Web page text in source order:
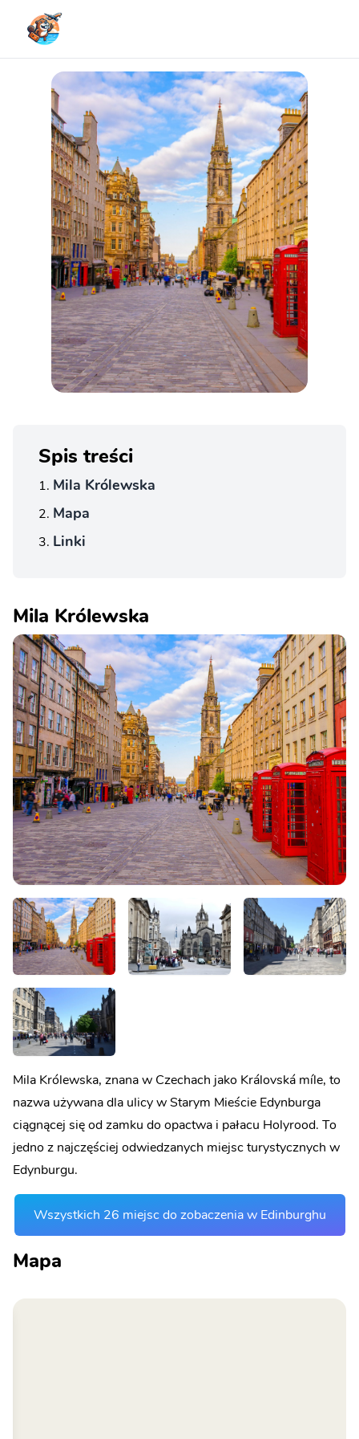
Spis treści
Mila Królewska
Mapa
Linki
Mila Królewska
Mila Królewska, znana w Czechach jako Královská míle, to
nazwa używana dla ulicy w Starym Mieście Edynburga
ciągnącej się od zamku do opactwa i pałacu Holyrood. To
jedno z najczęściej odwiedzanych miejsc turystycznych w
Edynburgu.
Wszystkich 26 miejsc do zobaczenia w Edinburghu
Mapa